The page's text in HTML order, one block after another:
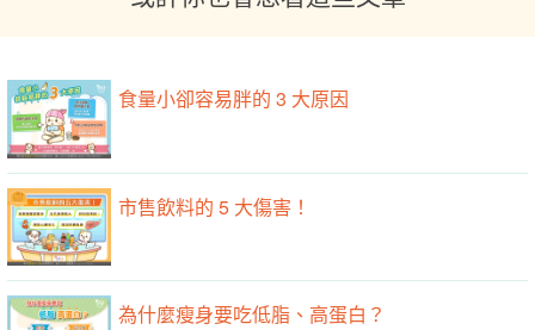
食量小卻容易胖的 3 大原因
市售飲料的 5 大傷害！
為什麼瘦身要吃低脂、高蛋白？